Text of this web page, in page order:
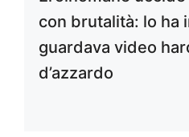
con brutalità: lo ha
guardava video
d’azzardo